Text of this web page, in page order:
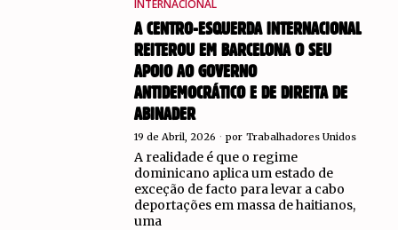
INTERNACIONAL
A CENTRO-ESQUERDA INTERNACIONAL
REITEROU EM BARCELONA O SEU
APOIO AO GOVERNO
ANTIDEMOCRÁTICO E DE DIREITA DE
ABINADER
19 de Abril, 2026 por Trabalhadores Unidos
A realidade é que o regime
dominicano aplica um estado de
exceção de facto para levar a cabo
deportações em massa de haitianos,
uma